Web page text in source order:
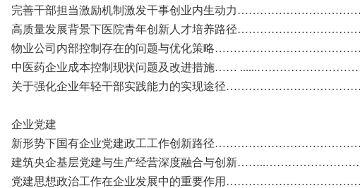
完善干部担当激励机制激发干事创业内生动力
高质量发展背景下医院青年创新人才培养路径
物业公司内部控制存在的问题与优化策略
中医药企业成本控制现状问题及改进措施……
关于强化企业年轻干部实践能力的实现途径
企业党建
新形势下国有企业党建政工工作创新路径
建筑央企基层党建与生产经营深度融合与创新
党建思想政治工作在企业发展中的重要作用